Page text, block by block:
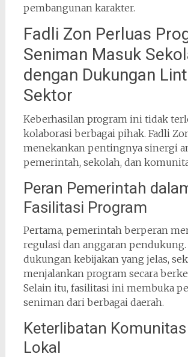
pembangunan karakter.
Fadli Zon Perluas
Seniman Masuk
dengan Dukungan
Sektor
Keberhasilan program ini tidak
kolaborasi berbagai pihak. Fadli
menekankan pentingnya sinergi
pemerintah, sekolah, dan
Peran Pemerintah
Fasilitasi Program
Pertama, pemerintah berperan
regulasi dan anggaran pendukung.
dukungan kebijakan yang jelas,
menjalankan program secara
Selain itu, fasilitasi ini membuka
seniman dari berbagai daerah.
Keterlibatan Komunitas
Lokal